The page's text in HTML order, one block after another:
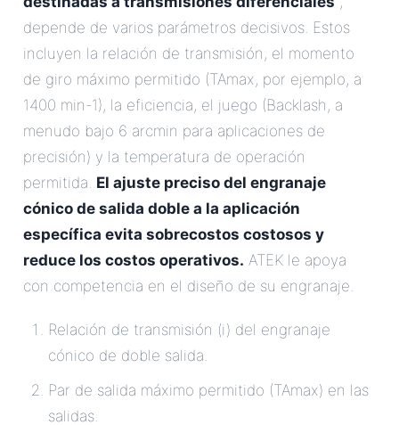
depende de varios parámetros decisivos. Estos
incluyen la relación de transmisión, el momento
de giro máximo permitido (TAmax, por ejemplo, a
1400 min-1), la eficiencia, el juego (Backlash, a
menudo bajo 6 arcmin para aplicaciones de
precisión) y la temperatura de operación
permitida. El ajuste preciso del engranaje
cónico de salida doble a la aplicación
específica evita sobrecostos costosos y
reduce los costos operativos. ATEK le apoya
con competencia en el diseño de su engranaje.
Relación de transmisión (i) del engranaje
cónico de doble salida.
Par de salida máximo permitido (TAmax) en las
salidas.